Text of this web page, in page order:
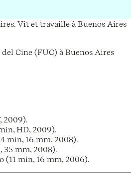
Vit et travaille à Buenos Aires
Cine (FUC) à Buenos Aires
2009).
HD, 2009).
min, 16 mm, 2008).
35 mm, 2008).
(11 min, 16 mm, 2006).